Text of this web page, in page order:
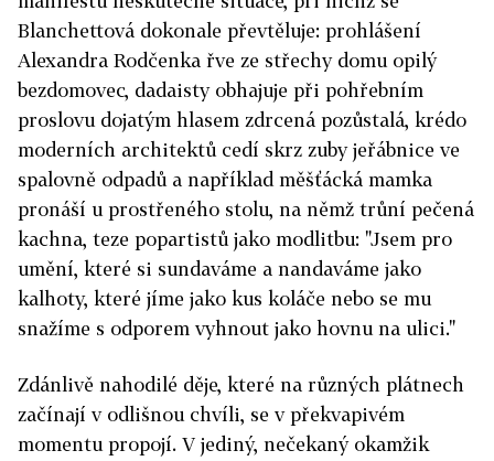
Blanchettová dokonale převtěluje: prohlášení
Alexandra Rodčenka řve ze střechy domu opilý
bezdomovec, dadaisty obhajuje při pohřebním
proslovu dojatým hlasem zdrcená pozůstalá, krédo
moderních architektů cedí skrz zuby jeřábnice ve
spalovně odpadů a například měšťácká mamka
pronáší u prostřeného stolu, na němž trůní pečená
kachna, teze popartistů jako modlitbu: "Jsem pro
umění, které si sundaváme a nandaváme jako
kalhoty, které jíme jako kus koláče nebo se mu
snažíme s odporem vyhnout jako hovnu na ulici."
Zdánlivě nahodilé děje, které na různých plátnech
začínají v odlišnou chvíli, se v překvapivém
momentu propojí. V jediný, nečekaný okamžik